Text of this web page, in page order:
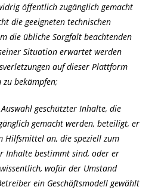
öffentlich zugänglich gemacht
die geeigneten technischen
die übliche Sorgfalt beachtenden
Situation erwartet werden
auf dieser Plattform
bekämpfen;
geschützter Inhalte, die
gemacht werden, beteiligt, er
Hilfsmittel an, die speziell zum
Inhalte bestimmt sind, oder er
wofür der Umstand
ein Geschäftsmodell gewählt